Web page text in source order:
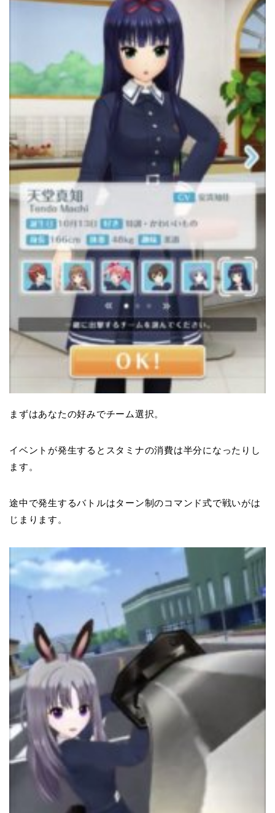
まずはあなたの好みでチーム選択。
イベントが発生するとスタミナの消費は半分になったりし
ます。
途中で発生するバトルはターン制のコマンド式で戦いがは
じまります。